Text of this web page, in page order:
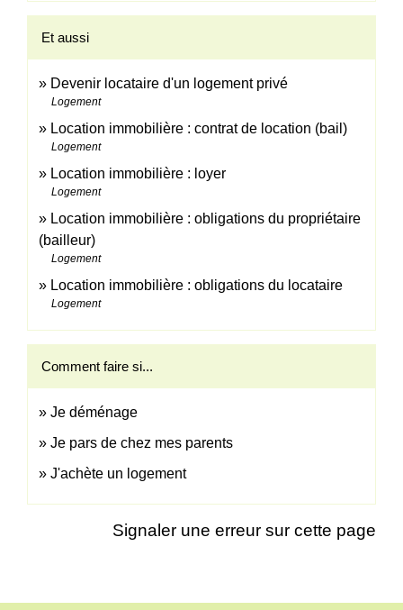
Et aussi
Devenir locataire d'un logement privé
Logement
Location immobilière : contrat de location (bail)
Logement
Location immobilière : loyer
Logement
Location immobilière : obligations du propriétaire
(bailleur)
Logement
Location immobilière : obligations du locataire
Logement
Comment faire si...
Je déménage
Je pars de chez mes parents
J'achète un logement
Signaler une erreur sur cette page